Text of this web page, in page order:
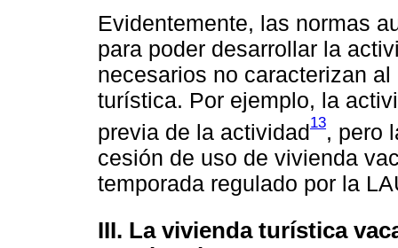
Evidentemente, las normas
para poder desarrollar la
necesarios no caracterizan
turística. Por ejemplo, la
previa de la actividad13, pero
cesión de uso de vivienda
temporada regulado por la
III. La vivienda turística